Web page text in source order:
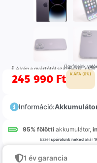
A kép a gyártótól származik,
Ügyfeleink
245 990 Ft K.ÁFA (0%)
Információ:
95% fölötti akkumulátor,
Ezzel spórolunk nekedakár
1 év garancia